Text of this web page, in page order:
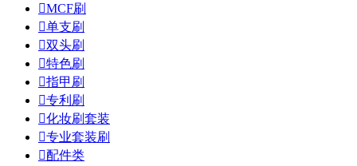
MCF刷
单支刷
双头刷
特色刷
指甲刷
专利刷
化妆刷套装
专业套装刷
配件类